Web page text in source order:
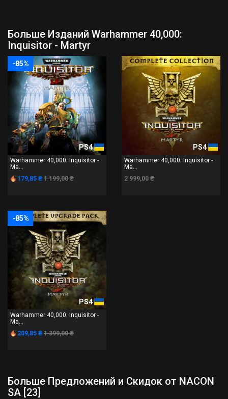
Больше Изданий Warhammer 40,000:
Inquisitor - Martyr
-85%
PS4
Warhammer 40,000: Inquisitor -
Ma...
179,85 ₴ 1 199,00 ₴
PS4
Warhammer 40,000: Inquisitor -
Ma...
2 999,00 ₴
-85%
PS4
Warhammer 40,000: Inquisitor -
Ma...
209,85 ₴ 1 399,00 ₴
Больше Предложений и Скидок от NACON
SA [23]